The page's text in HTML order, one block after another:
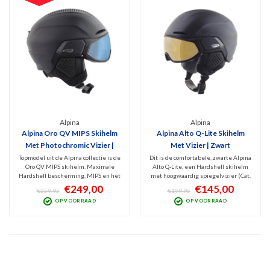
Alpina
Alpina Oro QV MIPS Skihelm
Met Photochromic Vizier |
Zwart
Topmodel uit de Alpina collectie is de
Oro QV MIPS skihelm. Maximale
Hardshell bescherming, MIPS en het
meest geavanceerde,
meekleurende QuattroVarioflex
vizier (Cat.2-3). Inclusief TRM
€359,95 €249,00
OP VOORRAAD
Alpina
Alpina Alto Q-Lite Skihelm
Met Vizier | Zwart
Dit is de comfortabele, zwarte Alpina
Alto Q-Lite, een Hardshell skihelm
met hoogwaardig spiegelvizier (Cat.
2). Door het TRM systeem sluit het
vizier naadloos aan op de helm.
Topkwaliteit helm met perfect zicht
€199,95 €145,00
OP VOORRAAD